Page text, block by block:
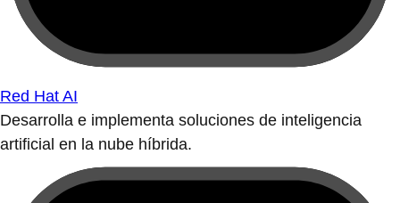
Red Hat AI
Desarrolla e implementa soluciones de inteligencia
artificial en la nube híbrida.